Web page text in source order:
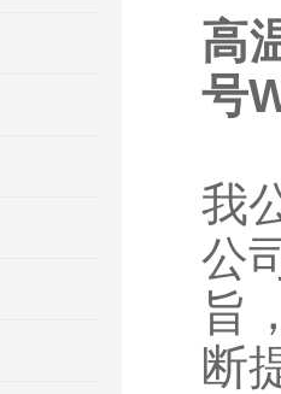
高
号
我
公
旨
断